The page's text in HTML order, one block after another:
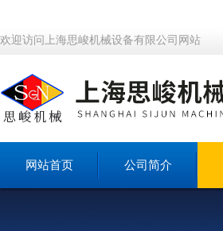
欢迎访问上海思峻机械设备有限公司网站
网站首页 公司简介